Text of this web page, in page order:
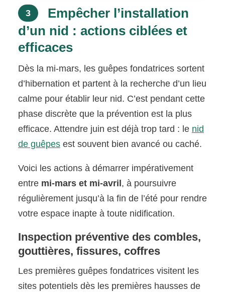
3
Empêcher l’installation
d’un nid : actions ciblées et
efficaces
Dès la mi-mars, les guêpes fondatrices sortent
d’hibernation et partent à la recherche d’un lieu
calme pour établir leur nid. C’est pendant cette
phase discrète que la prévention est la plus
efficace. Attendre juin est déjà trop tard : le nid
de guêpesest souvent bien avancé ou caché.
Voici les actions à démarrer impérativement
entre mi-mars et mi-avril, à poursuivre
régulièrement jusqu’à la fin de l’été pour rendre
votre espace inapte à toute nidification.
Inspection préventive des combles,
gouttières, fissures, coffres
Les premières guêpes fondatrices visitent les
sites potentiels dès les premières hausses de